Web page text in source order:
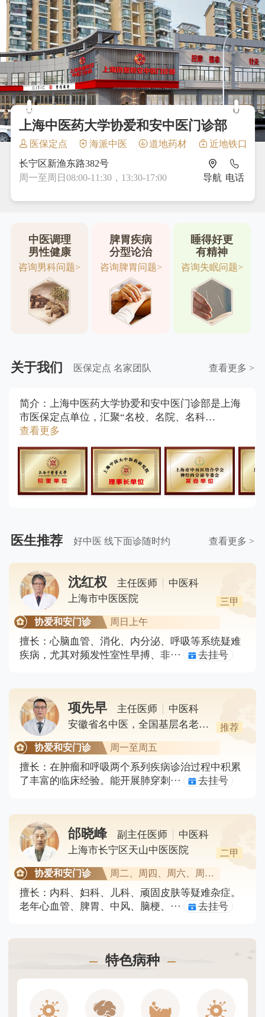
上海中医药大学协爱和安中医门诊部
医保定点 海派中医 道地药材
近地铁口
长宁区新渔东路382号
周一至周日08:00-11:30，13:30-17:00
导航 电话
中医调理
男性健康
咨询男科问题>
脾胃疾病
分型论治
咨询脾胃问题>
睡得好更
有精神
咨询失眠问题>
关于我们 医保定点 名家团队 查看更多 >
简介：上海中医药大学协爱和安中医门诊部是上海
市医保定点单位，汇聚“名校、名院、名科…
查看更多
医生推荐 好中医 线下面诊随时约 查看更多 >
沈红权 主任医师
中医科
上海市中医医院
三甲
协爱和安门诊 周日上午
擅长：心脑血管、消化、内分泌、呼吸等系统疑难
疾病，尤其对频发性室性早搏、非···
去挂号
项先早 主任医师
中医科
安徽省名中医，全国基层名老中医
推荐
协爱和安门诊 周一至周五
擅长： 在肿瘤和呼吸两个系列疾病诊治过程中积累
了丰富的临床经验。能开展肺穿刺···
去挂号
邰晓峰 副主任医师
中医科
上海市长宁区天山中医医院
二甲
协爱和安门诊 周二、周四、周六、周日（···
擅长： 内科、妇科、儿科、顽固皮肤等疑难杂症。
老年心血管、脾胃、中风、脑梗、···
去挂号
特色病种